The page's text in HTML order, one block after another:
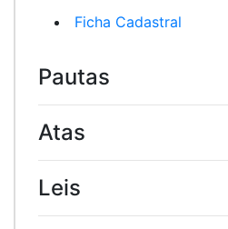
Ficha Cadastral
Pautas
Atas
Leis